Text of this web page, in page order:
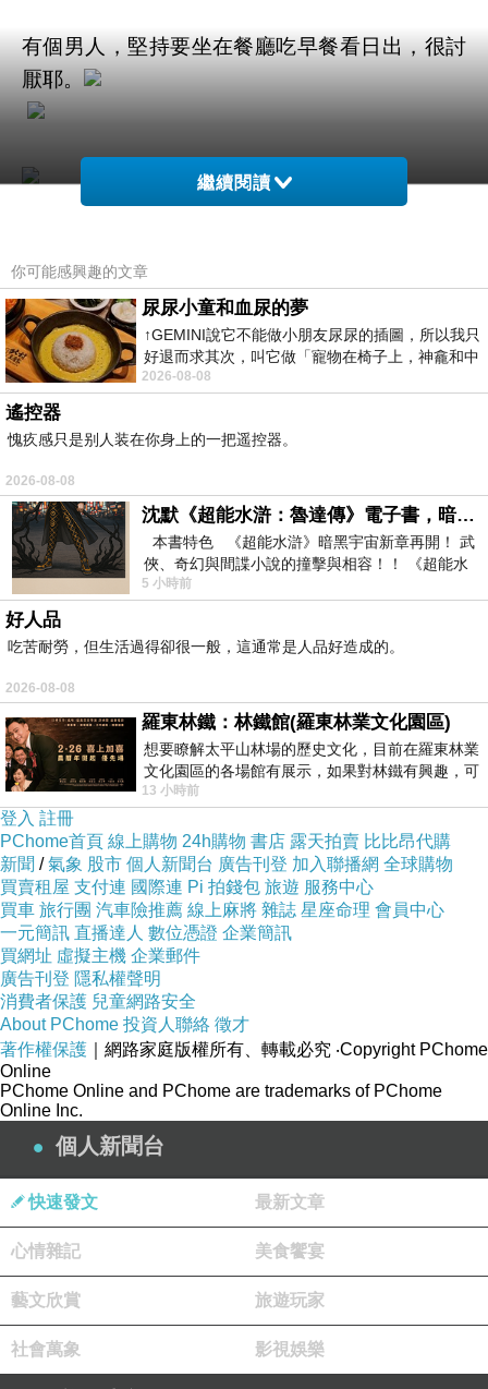
有個男人，堅持要坐在餐廳吃早餐看日出，很討
厭耶。
時間一到，旭日慢慢染紅山頭。不管他了，我趕
緊狂奔到旅館旁景觀台。
手腳太慢，跑到景觀台時，山頭已經紅了一半。
6740 公尺梅里雪山主峰卡瓦格博，潔白主峰和山
脊間白色冰河瞬間散發耀眼光芒。
那光芒，溫暖了芸芸眾生的心。
忍不住眼眶一紅，合掌為所有認識的人祈福。
山脊像一整條火龍。
藏傳佛教誦經聲不絕於耳，香煙裊裊，整個場域
瀰漫神聖氛圍。
繼續閱讀
你可能感興趣的文章
尿尿小童和血尿的夢
↑GEMINI說它不能做小朋友尿尿的插圖，所以我只
好退而求其次，叫它做「寵物在椅子上，神龕和中
年人臉孔」的畫了。 六月底
2026-08-08
遙控器
愧疚感只是别人装在你身上的一把遥控器。
2026-08-08
沈默《超能水滸：魯達傳》電子書，暗黑宇宙新章，一一五年八月璀璨上架！
本書特色 《超能水滸》暗黑宇宙新章再開！ 武
俠、奇幻與間諜小說的撞擊與相容！！ 《超能水
滸》系列第四部
5 小時前
好人品
吃苦耐勞，但生活過得卻很一般，這通常是人品好造成的。
2026-08-08
羅東林鐵：林鐵館(羅東林業文化園區)
想要瞭解太平山林場的歷史文化，目前在羅東林業
文化園區的各場館有展示，如果對林鐵有興趣，可
以到林鐵館。 這裡展示從山下
13 小時前
登入 註冊
PChome首頁 線上購物 24h購物 書店 露天拍賣 比比昂代購
新聞 /氣象 股市 個人新聞台 廣告刊登 加入聯播網 全球購物
買賣租屋 支付連 國際連 Pi 拍錢包 旅遊 服務中心
買車 旅行團 汽車險推薦 線上麻將 雜誌 星座命理 會員中心
一元簡訊 直播達人 數位憑證 企業簡訊
買網址 虛擬主機 企業郵件
廣告刊登 隱私權聲明
消費者保護 兒童網路安全
About PChome 投資人聯絡 徵才
著作權保護 ｜網路家庭版權所有、轉載必究 ‧Copyright PChome
Online
PChome Online and PChome are trademarks of PChome
Online Inc.
個人新聞台
快速發文 最新文章
心情雜記 美食饗宴
藝文欣賞 旅遊玩家
社會萬象 影視娛樂